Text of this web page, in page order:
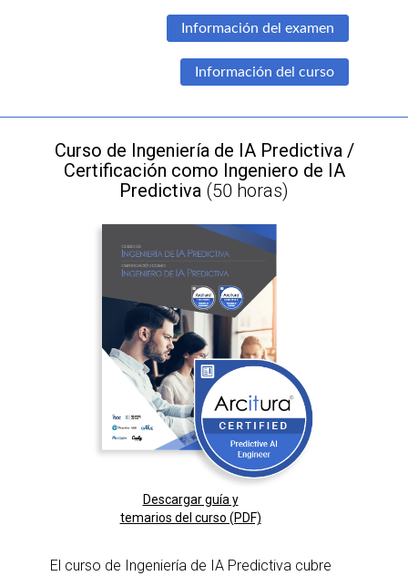
Información del examen
Información del curso
Curso de Ingeniería de IA Predictiva /
Certificación como Ingeniero de IA
Predictiva (50 horas)
Descargar guía y
temarios del curso (PDF)
El curso de Ingeniería de IA Predictiva cubre